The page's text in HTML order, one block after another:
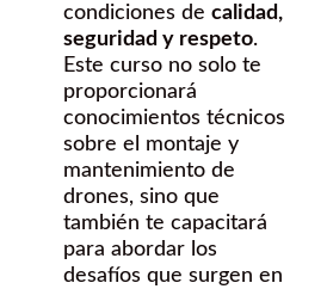
condiciones de calidad,
seguridad y respeto.
Este curso no solo te
proporcionará
conocimientos técnicos
sobre el montaje y
mantenimiento de
drones, sino que
también te capacitará
para abordar los
desafíos que surgen en